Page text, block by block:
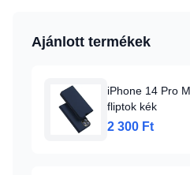
Ajánlott termékek
iPhone 14 Pro
fliptok kék
2 300 Ft